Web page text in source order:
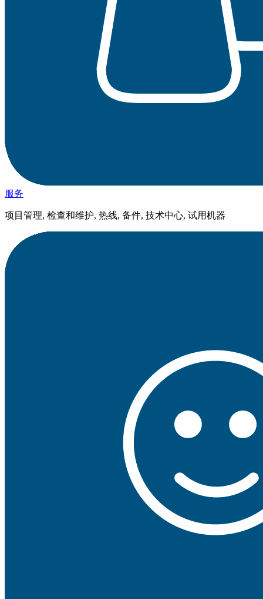
服务
项目管理, 检查和维护, 热线, 备件, 技术中心, 试用机器